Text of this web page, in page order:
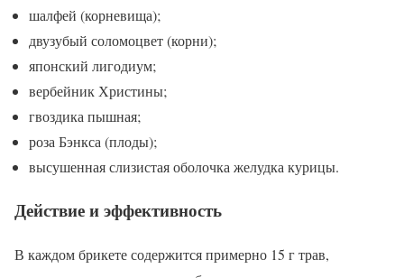
шалфей (корневища);
двузубый соломоцвет (корни);
японский лигодиум;
вербейник Христины;
гвоздика пышная;
роза Бэнкса (плоды);
высушенная слизистая оболочка желудка курицы.
Действие и эффективность
В каждом брикете содержится примерно 15 г трав,